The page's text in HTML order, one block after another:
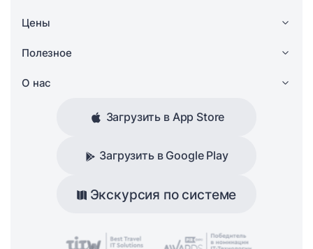
Цены
Полезное
О нас
Загрузить в App Store
Загрузить в Google Play
Экскурсия по системе